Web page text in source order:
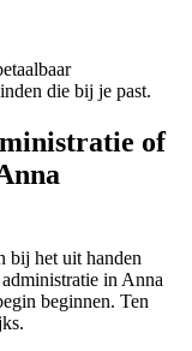
die bij je past.
of
bij het uit handen
in Anna
beginnen. Ten